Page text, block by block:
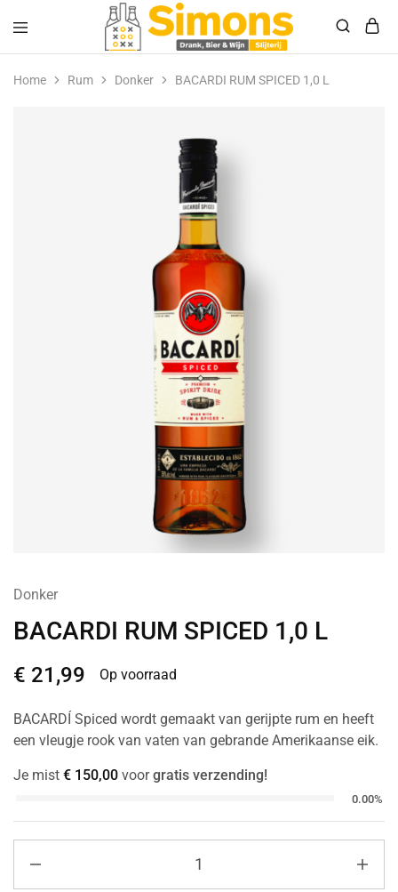
Simonsdrank.nl
Drank,
&
Home Rum Donker BACARDI RUM SPICED 1,0 L
Donker
BACARDI RUM SPICED 1,0 L
€ 21,99 Op voorraad
BACARDÍ Spiced wordt gemaakt van gerijpte rum en heeft
een vleugje rook van vaten van gebrande Amerikaanse eik.
Je mist € 150,00 voorgratis verzending!
0.00%